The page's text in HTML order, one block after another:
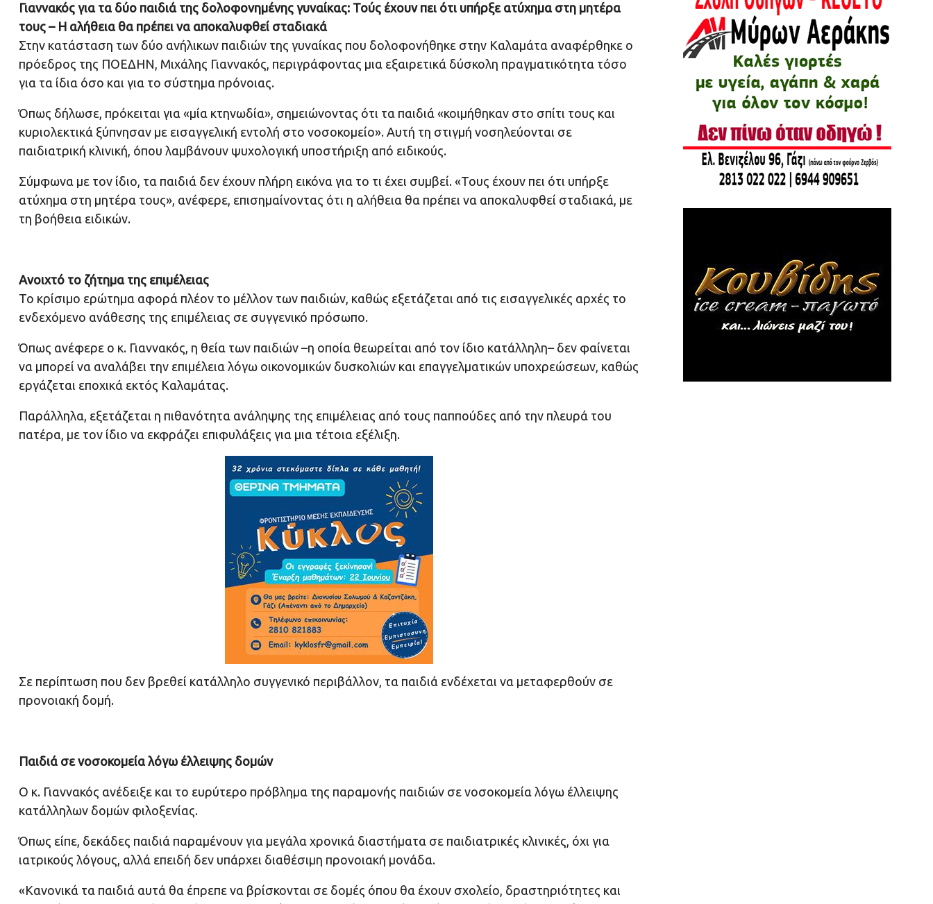
Γιαννακός για τα δύο παιδιά της δολοφονημένης γυναίκας: Τούς έχουν πει ότι υπήρξε ατύχημα στη μητέρα
τους – Η αλήθεια θα πρέπει να αποκαλυφθεί σταδιακά
Στην κατάσταση των δύο ανήλικων παιδιών της γυναίκας που δολοφονήθηκε στην Καλαμάτα αναφέρθηκε ο
πρόεδρος της ΠΟΕΔΗΝ, Μιχάλης Γιαννακός, περιγράφοντας μια εξαιρετικά δύσκολη πραγματικότητα τόσο
για τα ίδια όσο και για το σύστημα πρόνοιας.
Όπως δήλωσε, πρόκειται για «μία κτηνωδία», σημειώνοντας ότι τα παιδιά «κοιμήθηκαν στο σπίτι τους και
κυριολεκτικά ξύπνησαν με εισαγγελική εντολή στο νοσοκομείο». Αυτή τη στιγμή νοσηλεύονται σε
παιδιατρική κλινική, όπου λαμβάνουν ψυχολογική υποστήριξη από ειδικούς.
Σύμφωνα με τον ίδιο, τα παιδιά δεν έχουν πλήρη εικόνα για το τι έχει συμβεί. «Τους έχουν πει ότι υπήρξε
ατύχημα στη μητέρα τους», ανέφερε, επισημαίνοντας ότι η αλήθεια θα πρέπει να αποκαλυφθεί σταδιακά, με
τη βοήθεια ειδικών.
Ανοιχτό το ζήτημα της επιμέλειας
Το κρίσιμο ερώτημα αφορά πλέον το μέλλον των παιδιών, καθώς εξετάζεται από τις εισαγγελικές αρχές το
ενδεχόμενο ανάθεσης της επιμέλειας σε συγγενικό πρόσωπο.
Όπως ανέφερε ο κ. Γιαννακός, η θεία των παιδιών –η οποία θεωρείται από τον ίδιο κατάλληλη– δεν φαίνεται
να μπορεί να αναλάβει την επιμέλεια λόγω οικονομικών δυσκολιών και επαγγελματικών υποχρεώσεων, καθώς
εργάζεται εποχικά εκτός Καλαμάτας.
Παράλληλα, εξετάζεται η πιθανότητα ανάληψης της επιμέλειας από τους παππούδες από την πλευρά του
πατέρα, με τον ίδιο να εκφράζει επιφυλάξεις για μια τέτοια εξέλιξη.
Σε περίπτωση που δεν βρεθεί κατάλληλο συγγενικό περιβάλλον, τα παιδιά ενδέχεται να μεταφερθούν σε
προνοιακή δομή.
Παιδιά σε νοσοκομεία λόγω έλλειψης δομών
Ο κ. Γιαννακός ανέδειξε και το ευρύτερο πρόβλημα της παραμονής παιδιών σε νοσοκομεία λόγω έλλειψης
κατάλληλων δομών φιλοξενίας.
Όπως είπε, δεκάδες παιδιά παραμένουν για μεγάλα χρονικά διαστήματα σε παιδιατρικές κλινικές, όχι για
ιατρικούς λόγους, αλλά επειδή δεν υπάρχει διαθέσιμη προνοιακή μονάδα.
«Κανονικά τα παιδιά αυτά θα έπρεπε να βρίσκονται σε δομές όπου θα έχουν σχολείο, δραστηριότητες και